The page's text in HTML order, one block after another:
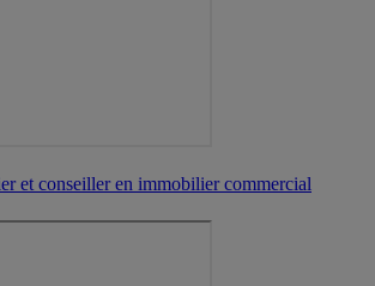
et conseiller en immobilier commercial